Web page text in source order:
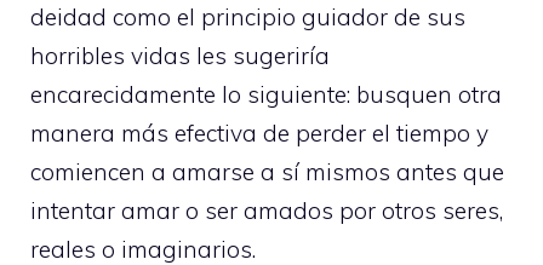
deidad como el principio guiador de sus
horribles vidas les sugeriría
encarecidamente lo siguiente: busquen otra
manera más efectiva de perder el tiempo y
comiencen a amarse a sí mismos antes que
intentar amar o ser amados por otros seres,
reales o imaginarios.